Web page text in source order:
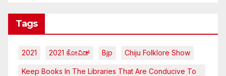
Tags
2021 2021 ಕೋವಿಡ್‌ Bjp Chiju Folklore Show
Keep Books In The Libraries That Are Conducive To